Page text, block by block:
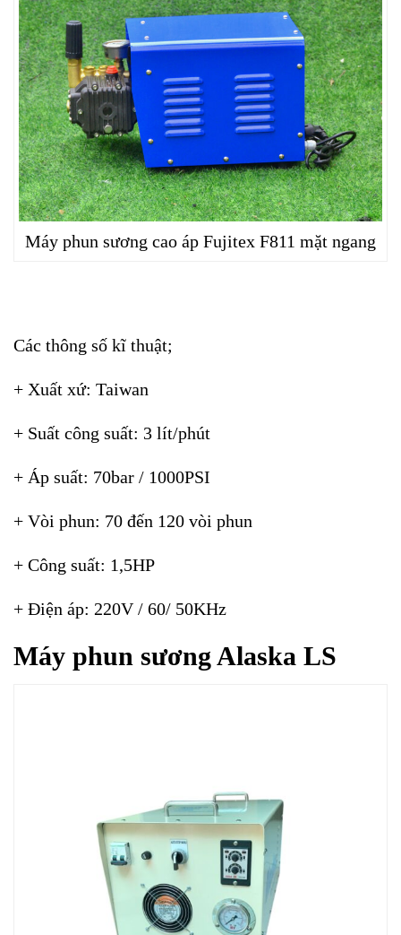
Máy phun sương cao áp Fujitex F811 mặt ngang
Các thông số kĩ thuật;
+ Xuất xứ: Taiwan
+ Suất công suất: 3 lít/phút
+ Áp suất: 70bar / 1000PSI
+ Vòi phun: 70 đến 120 vòi phun
+ Công suất: 1,5HP
+ Điện áp: 220V / 60/ 50KHz
Máy phun sương Alaska LS